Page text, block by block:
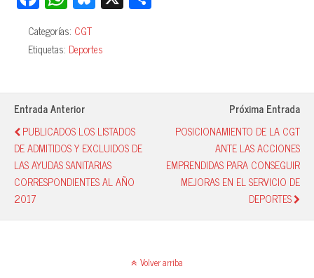
ce
bo
ok
ha
ts
A
pp
ue
sk
y
rti
Categorías: CGT
Etiquetas: Deportes
Entrada Anterior
PUBLICADOS LOS LISTADOS
DE ADMITIDOS Y EXCLUIDOS DE
LAS AYUDAS SANITARIAS
CORRESPONDIENTES AL AÑO
2017
Próxima Entrada
POSICIONAMIENTO DE LA CGT
ANTE LAS ACCIONES
EMPRENDIDAS PARA CONSEGUIR
MEJORAS EN EL SERVICIO DE
DEPORTES
Volver arriba